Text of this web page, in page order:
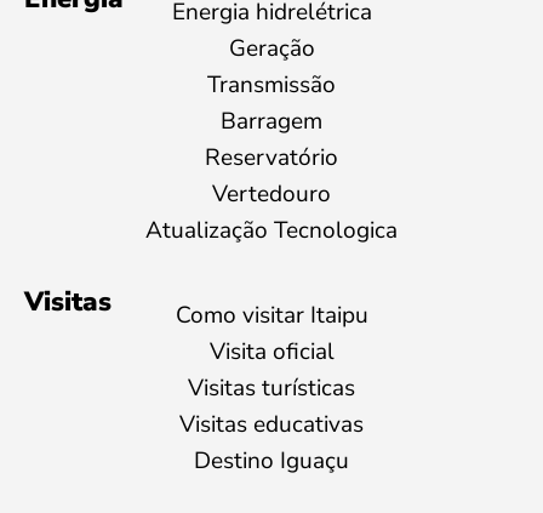
Energia hidrelétrica
Geração
Transmissão
Barragem
Reservatório
Vertedouro
Atualização Tecnologica
Visitas
Como visitar Itaipu
Visita oficial
Visitas turísticas
Visitas educativas
Destino Iguaçu